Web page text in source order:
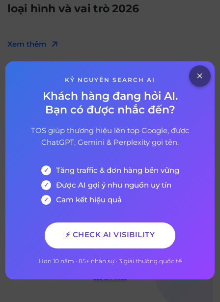
loại hình và vai trò 2026
Xem thêm
31 tháng 7, 2026
SEO không che là gì? Hiểu đúng về
SEO minh bạch cho doanh nghiệp
Xem thêm
KỶ NGUYÊN SEARCH AI
Khách hàng đang hỏi AI.
Bạn có được nhắc đến?
TOS giúp thương hiệu lên top Google, được
ChatGPT, Gemini & Perplexity gọi tên.
Tăng traffic & đơn hàng bền vững
Được AI gợi ý như nguồn uy tín
Cam kết hiệu quả
⚡ CHECK AI VISIBILITY
Hơn 10 năm · 85+ nhân sự · 3 giải thưởng quốc tế